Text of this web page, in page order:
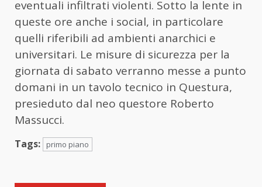
eventuali infiltrati violenti. Sotto la lente in
queste ore anche i social, in particolare
quelli riferibili ad ambienti anarchici e
universitari. Le misure di sicurezza per la
giornata di sabato verranno messe a punto
domani in un tavolo tecnico in Questura,
presieduto dal neo questore Roberto
Massucci.
Tags: primo piano